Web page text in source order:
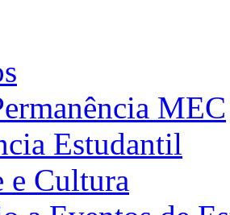
MEC
Estudantil
e Cultura